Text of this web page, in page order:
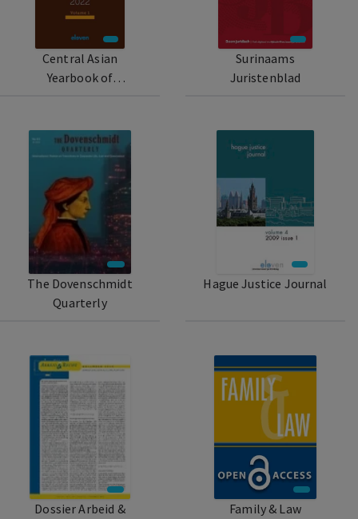
Central Asian
Yearbook of
Relations
Surinaams
Juristenblad
The Dovenschmidt
Quarterly
Hague Justice Journal
Dossier Arbeid &
Family & Law